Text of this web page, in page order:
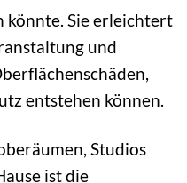
Sie erleichtert
und
entstehen können.
Studios
ist die